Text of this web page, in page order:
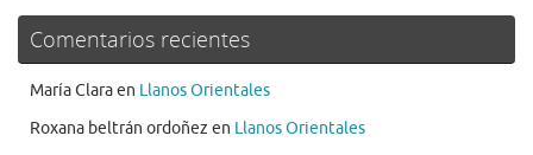
Comentarios recientes
María Claraen Llanos Orientales
Roxana beltrán ordoñez en Llanos Orientales